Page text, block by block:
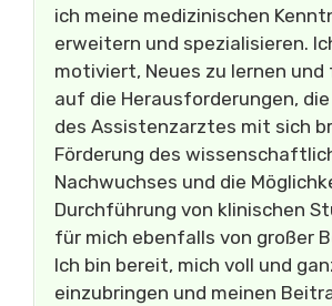
ich meine medizinischen
erweitern und spezialisieren.
motiviert, Neues zu lernen und
auf die Herausforderungen,
des Assistenzarztes mit sich
Förderung des
Nachwuchses und die
Durchführung von klinischen
für mich ebenfalls von großer
Ich bin bereit, mich voll und
einzubringen und meinen